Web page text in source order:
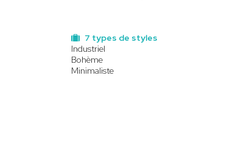
7 types de styles
Industriel
Bohème
Minimaliste